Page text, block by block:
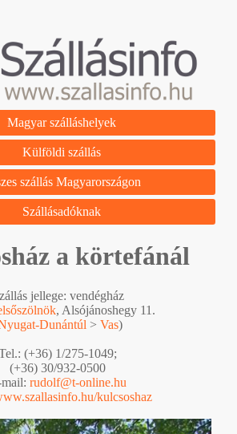
Magyar szálláshelyek
Külföldi szállás
szállás Magyarországon
Szállásadóknak
a körtefánál
jellege: vendégház
, Alsójánoshegy 11.
Dunántúl > Vas)
(+36) 1/275-1049;
(+36) 30/932-0500
rudolf@t-online.hu
kulcsoshaz